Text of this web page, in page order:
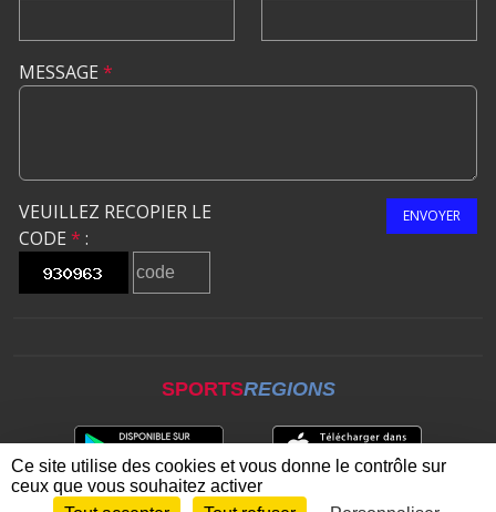
MESSAGE *
VEUILLEZ RECOPIER LE
CODE * :
ENVOYER
SPORTSREGIONS
Ce site utilise des cookies et vous donne le contrôle sur
ceux que vous souhaitez activer